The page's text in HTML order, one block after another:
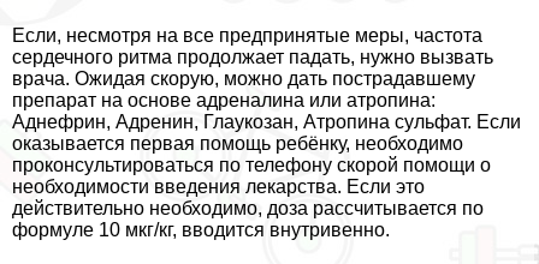
Если, несмотря на все предпринятые меры, частота
сердечного ритма продолжает падать, нужно вызвать
врача. Ожидая скорую, можно дать пострадавшему
препарат на основе адреналина или атропина:
Аднефрин, Адренин, Глаукозан, Атропина сульфат. Если
оказывается первая помощь ребёнку, необходимо
проконсультироваться по телефону скорой помощи о
необходимости введения лекарства. Если это
действительно необходимо, доза рассчитывается по
формуле 10 мкг/кг, вводится внутривенно.